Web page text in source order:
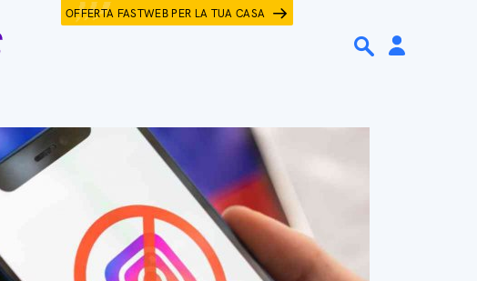
OFFERTA FASTWEB PER LA TUA CASA